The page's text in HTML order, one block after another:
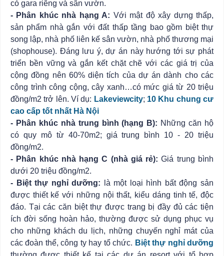
có gara riêng và sân vườn.
- Phân khúc nhà hạng A: Với mật độ xây dựng thấp,
sản phẩm nhà gắn với đất thấp tầng bao gồm biệt thự
song lập, nhà phố liên kế sân vườn, nhà phố thương mại
(shophouse). Đáng lưu ý, dự án này hướng tới sự phát
triển bền vững và gắn kết chặt chẽ với các giá trị của
cộng đồng nên 60% diện tích của dự án dành cho các
công trình công cộng, cây xanh…có mức giá từ 20 triệu
đồng/m2 trở lên. Ví dụ: Lakeviewcity; 10 Khu chung cư
cao cấp tốt nhất Hà Nội
- Phân khúc nhà trung bình (hạng B): Những căn hộ
có quy mô từ 40-70m2; giá trung bình 10 - 20 triệu
đồng/m2.
- Phân khúc nhà hạng C (nhà giá rẻ): Giá trung bình
dưới 20 triệu đồng/m2.
- Biệt thự nghỉ dưỡng: là một loại hình bất động sản
được thiết kế với những nội thất, kiểu dáng tinh tế, độc
đáo. Tại các căn biệt thự được trang bị đầy đủ các tiện
ích đời sống hoàn hảo, thường được sử dụng phục vụ
cho những khách du lịch, những chuyến nghỉ mát của
các đoàn thể, công ty hay tổ chức. Biệt thự nghỉ dưỡng